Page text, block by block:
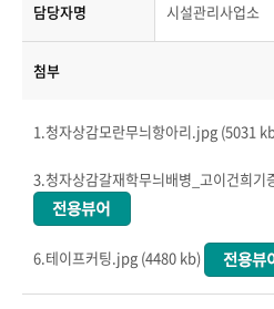
담당자명 시설관리사업소
첨부
1.청자상감모란무늬항아리.jpg (5031
3.청자상감갈재학무늬배병_고이건희
6.테이프커팅.jpg (4480 kb)